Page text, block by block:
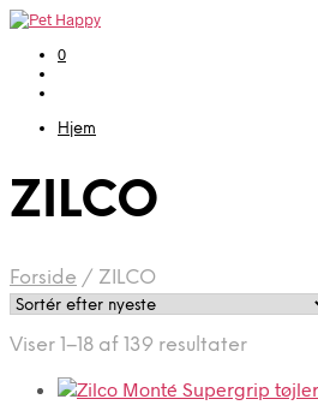
0
Hjem
ZILCO
Forside / ZILCO
Viser 1–18 af 139 resultaterSorteret
seneste